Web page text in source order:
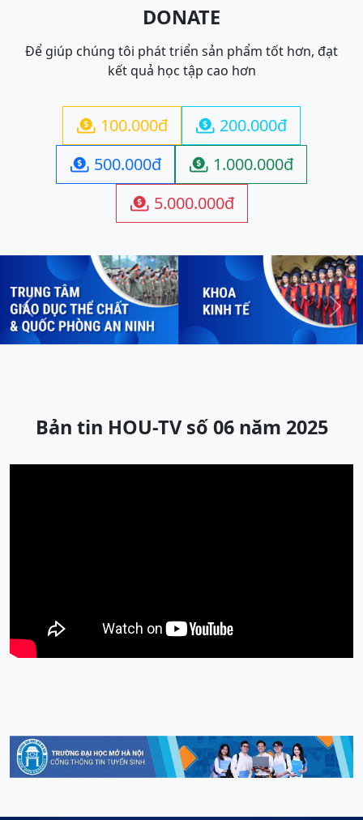
DONATE
Để giúp chúng tôi phát triển sản phẩm tốt hơn, đạt
kết quả học tập cao hơn
 100.000đ  200.000đ
 500.000đ  1.000.000đ
 5.000.000đ
Previous Next
Bản tin HOU-TV số 06 năm 2025